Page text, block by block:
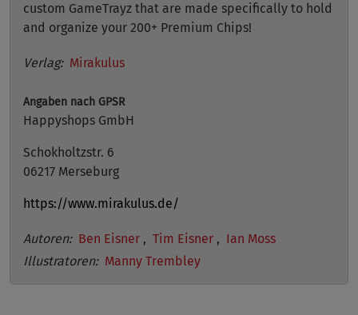
custom GameTrayz that are made specifically to hold
and organize your 200+ Premium Chips!
Verlag: Mirakulus
Angaben nach GPSR
Happyshops GmbH
Schokholtzstr. 6
06217 Merseburg
https://www.mirakulus.de/
Autoren: Ben Eisner , Tim Eisner , Ian Moss
Illustratoren: Manny Trembley